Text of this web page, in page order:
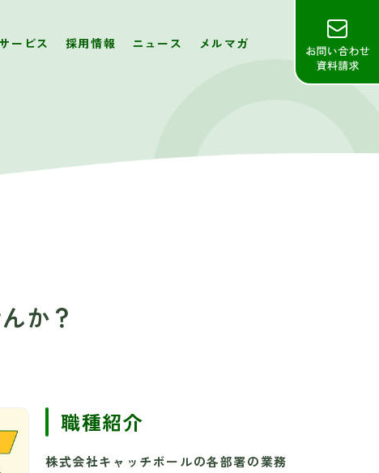
サービス 採用情報 ニュース メルマガ
か？
職種紹介
株式会社キャッチボールの各部署の業務